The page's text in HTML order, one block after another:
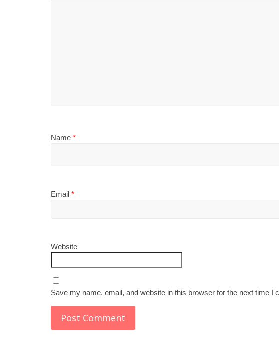
Name *
Email *
Website
Save my name, email, and website in this browser for the next time I